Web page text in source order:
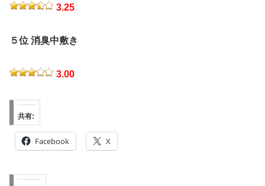
3.25
５位 消臭中敷き
3.00
共有:
Facebook X